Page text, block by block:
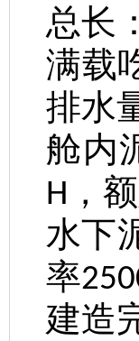
总长：
满载
排水
舱内
H ，
水下
率
建造